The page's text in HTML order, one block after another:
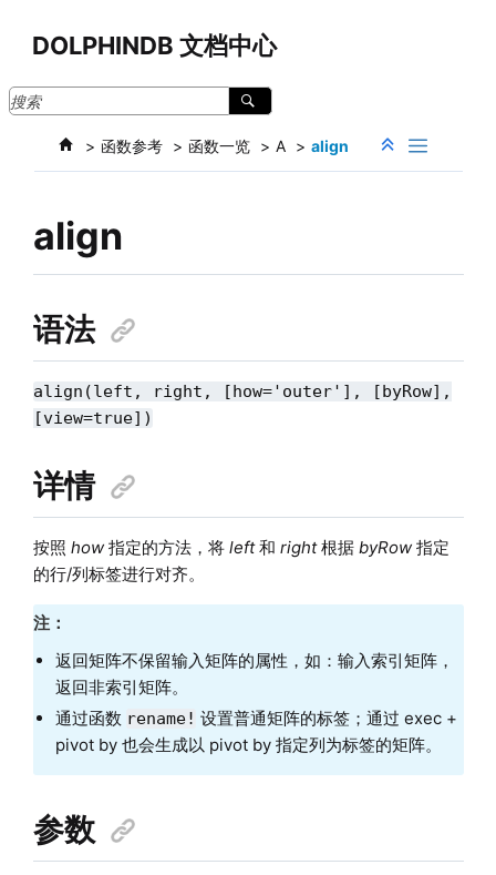
DOLPHINDB 文档中心
函数参考 函数一览 A align
align
语法
align(left, right, [how='outer'], [byRow],
[view=true])
详情
按照 how指定的方法，将 left和 right根据 byRow指定
的行/列标签进行对齐。
注：
返回矩阵不保留输入矩阵的属性，如：输入索引矩阵，
返回非索引矩阵。
通过函数 rename! 设置普通矩阵的标签；通过 exec +
pivot by 也会生成以 pivot by 指定列为标签的矩阵。
参数